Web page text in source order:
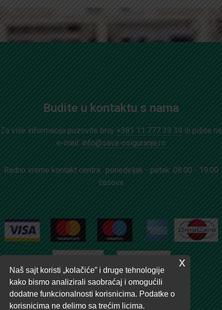
Budite u kontaktu s nama
Za više informacija pozovite broj: +381 11 777 39 39 ili pišite na
e-mail: info@sava-osiguranje.rs
Radno vreme kontakt centra: ponedeljak - petak: 08.00 - 19.00
časova
Naš sajt koristi „kolačiće” i druge tehnologije
kako bismo analizirali saobraćaj i omogućili
dodatne funkcionalnosti korisnicima. Podatke o
korisnicima ne delimo sa trećim licima.
x